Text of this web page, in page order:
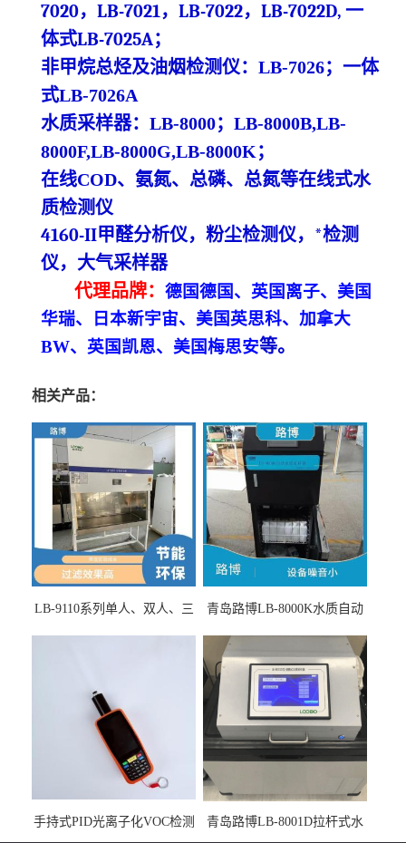
7020，LB-7021，LB-7022，LB-7022D, 一
体式LB-7025A；
非甲烷总烃及油烟检测仪： LB-7026；一体
式LB-7026A
水质采样器： LB-8000； LB-8000B,LB-
8000F,LB-8000G,LB-8000K；
在线COD、氨氮、总磷、总氮等在线式水
质检测仪
4160-II甲醛分析仪，粉尘检测仪，*检测
仪，大气采样器
代理品牌： 德国德国、英国离子、美国
华瑞、日本新宇宙、美国英思科、加拿大
BW、英国凯恩、美国梅思安等。
相关产品：
LB-9110系列单人、双人、三
青岛路博LB-8000K水质自动
手持式PID光离子化VOC检测
青岛路博LB-8001D拉杆式水